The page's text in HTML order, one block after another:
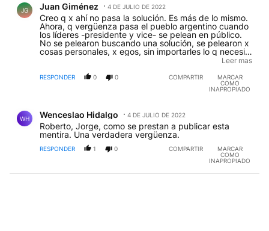
JG Juan Giménez 4 DE JULIO DE 2022
Creo q x ahí no pasa la solución. Es más de lo mismo.
Ahora, q vergüenza pasa el pueblo argentino cuando
los líderes -presidente y vice- se pelean en público.
No se pelearon buscando una solución, se pelearon x
cosas personales, x egos, sin importarles lo q necesita
el pueblo. La abultada deuda externa, la pandemia, el
elevado. Lo q necesitan es un plan de gobierno serio,
no ajuste raso, sino alternativas validas para salir de la
Leer mas
RESPONDER 0 0 COMPARTIR
MARCAR
COMO
INAPROPIADO
WH Wenceslao Hidalgo 4 DE JULIO DE 2022
Roberto, Jorge, como se prestan a publicar esta
mentira. Una verdadera vergüenza.
RESPONDER 1 0 COMPARTIR
MARCAR
COMO
INAPROPIADO